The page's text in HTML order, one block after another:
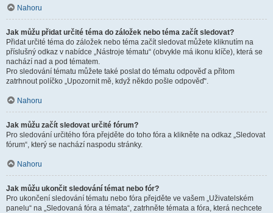
Nahoru
Jak můžu přidat určité téma do záložek nebo téma začít sledovat?
Přidat určité téma do záložek nebo téma začít sledovat můžete kliknutím na
příslušný odkaz v nabídce „Nástroje tématu“ (obvykle má ikonu klíče), která se
nachází nad a pod tématem.
Pro sledování tématu můžete také poslat do tématu odpověď a přitom
zatrhnout políčko „Upozornit mě, když někdo pošle odpověď“.
Nahoru
Jak můžu začít sledovat určité fórum?
Pro sledování určitého fóra přejděte do toho fóra a klikněte na odkaz „Sledovat
fórum“, který se nachází naspodu stránky.
Nahoru
Jak můžu ukončit sledování témat nebo fór?
Pro ukončení sledování tématu nebo fóra přejděte ve vašem „Uživatelském
panelu“ na „Sledovaná fóra a témata“, zatrhněte témata a fóra, která nechcete